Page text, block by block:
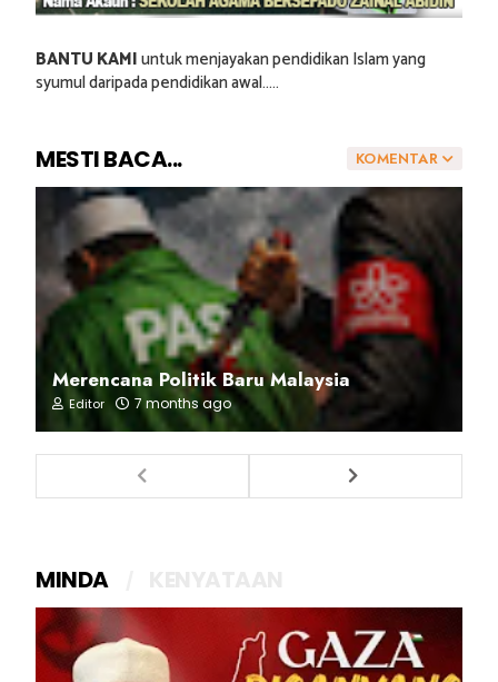
BANTU KAMIuntuk menjayakan pendidikan Islam yang
syumul daripada pendidikan awal.....
KOMENTAR
MESTI BACA...
Merencana Politik Baru Malaysia
Editor 7 months ago
MINDA